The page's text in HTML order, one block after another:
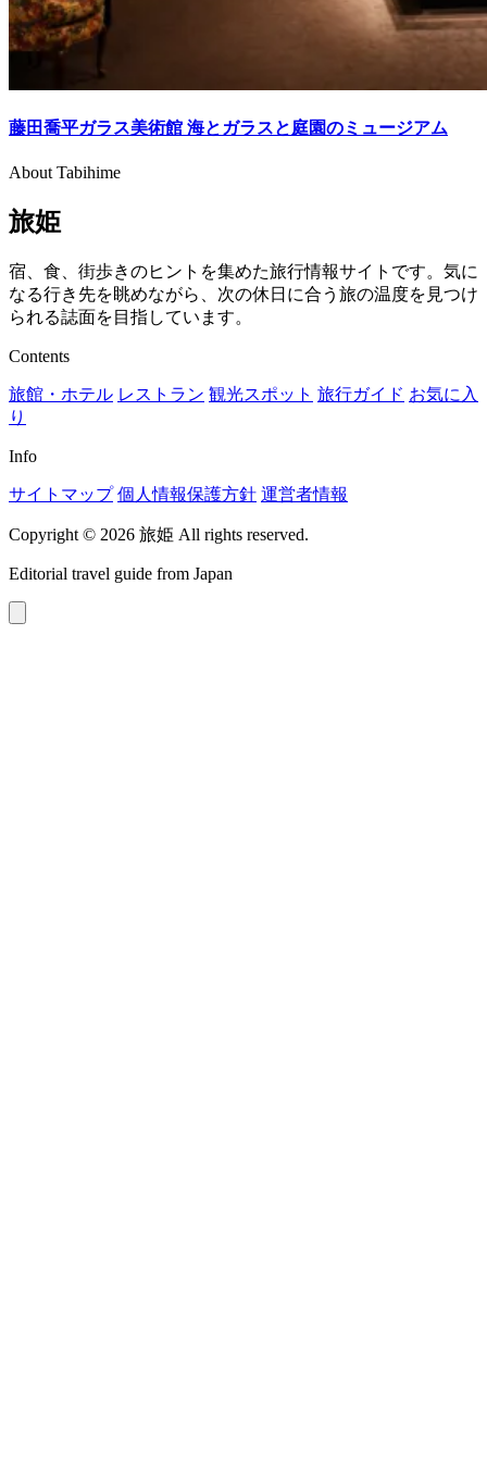
藤田喬平ガラス美術館 海とガラスと庭園のミュージアム
About Tabihime
旅姫
宿、食、街歩きのヒントを集めた旅行情報サイトです。気に
なる行き先を眺めながら、次の休日に合う旅の温度を見つけ
られる誌面を目指しています。
Contents
旅館・ホテル レストラン 観光スポット 旅行ガイド お気に入
り
Info
サイトマップ 個人情報保護方針 運営者情報
Copyright © 2026 旅姫 All rights reserved.
Editorial travel guide from Japan